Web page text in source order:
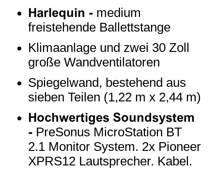
Harlequin - medium
freistehende Ballettstange
Klimaanlage und zwei 30 Zoll
große Wandventilatoren
Spiegelwand, bestehend aus
sieben Teilen (1,22 m x 2,44 m)
Hochwertiges Soundsystem
- PreSonus MicroStation BT
2.1 Monitor System. 2x Pioneer
XPRS12 Lautsprecher. Kabel.